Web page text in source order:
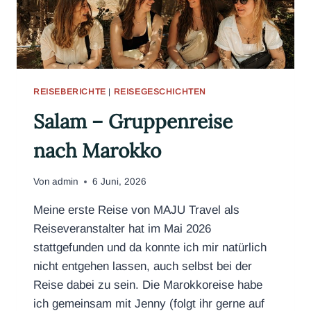
REISEBERICHTE | REISEGESCHICHTEN
Salam – Gruppenreise
nach Marokko
Von admin 6 Juni, 2026
Meine erste Reise von MAJU Travel als
Reiseveranstalter hat im Mai 2026
stattgefunden und da konnte ich mir natürlich
nicht entgehen lassen, auch selbst bei der
Reise dabei zu sein. Die Marokkoreise habe
ich gemeinsam mit Jenny (folgt ihr gerne auf